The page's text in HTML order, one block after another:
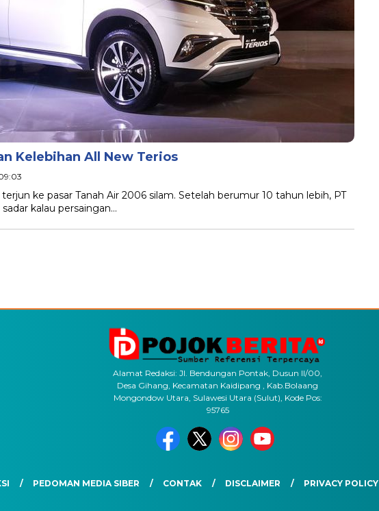
Kelebihan All New Terios
ke pasar Tanah Air 2006 silam. Setelah berumur 10 tahun lebih, PT
kalau persaingan…
Alamat Redaksi: Jl. Bendungan Pontak, Dusun II/00,
Desa Gihang, Kecamatan Kaidipang , Kab.Bolaang
Mongondow Utara, Sulawesi Utara (Sulut), Kode Pos:
95765
PEDOMAN MEDIA SIBER CONTAK DISCLAIMER PRIVACY POLICY